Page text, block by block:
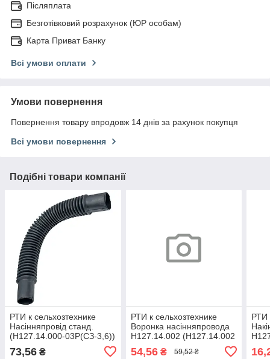
Післяплата
Безготівковий розрахунок (ЮР особам)
Карта Приват Банку
Всі умови оплати
Умови повернення
Повернення товару впродовж 14 днів за рахунок покупця
Всі умови повернення
Подібні товари компанії
РТИ к сельхозтехнике
Насінняпровід станд.
(Н127.14.000-03Р(СЗ-3,6))
73,56 ₴
РТИ к сельхозтехнике
Воронка насінняпровода
Н127.14.002 (Н127.14.002
54,56₴ 59,52 ₴
РТИ